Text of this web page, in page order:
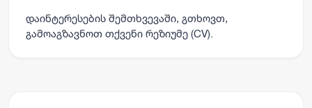
დაინტერესების შემთხვევაში, გთხოვთ,
გამოაგზავნოთ თქვენი რეზიუმე (CV).